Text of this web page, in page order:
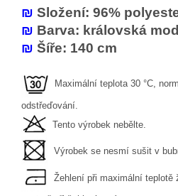
₪ Složení: 96%
₪ Barva: královská
₪ Šíře: 140 cm
Maximální teplota 30 °C,
odstřeďování.
Tento výrobek nebělte.
Výrobek se nesmí sušit v
Žehlení při maximální teplotě